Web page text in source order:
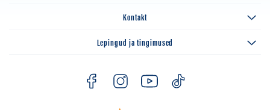
Kontakt
Lepingud ja tingimused